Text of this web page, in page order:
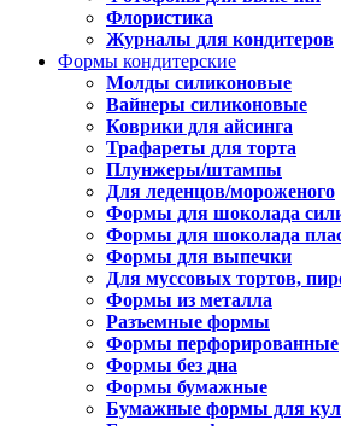
Флористика
Журналы для кондитеров
Формы кондитерские
Молды силиконовые
Вайнеры силиконовые
Коврики для айсинга
Трафареты для торта
Плунжеры/штампы
Для леденцов/мороженого
Формы для шоколада
Формы для шоколада
Формы для выпечки
Для муссовых тортов,
Формы из металла
Разъемные формы
Формы перфорированные
Формы без дна
Формы бумажные
Бумажные формы для